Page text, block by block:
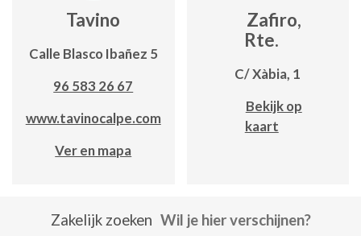
Tavino
Calle Blasco Ibañez 5
96 583 26 67
www.tavinocalpe.com
Ver en mapa
Zafiro,
Rte.
C/ Xàbia, 1
Bekijk op
kaart
Zakelijk zoeken Wil je hier verschijnen?